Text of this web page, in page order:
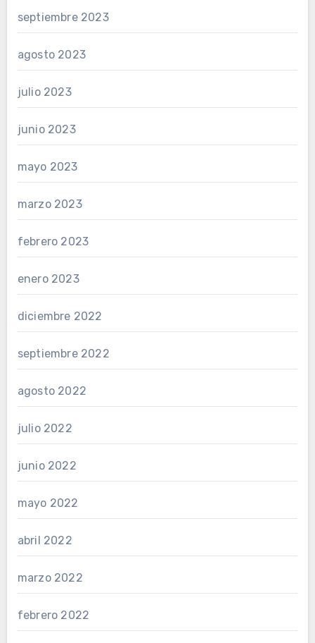
septiembre 2023
agosto 2023
julio 2023
junio 2023
mayo 2023
marzo 2023
febrero 2023
enero 2023
diciembre 2022
septiembre 2022
agosto 2022
julio 2022
junio 2022
mayo 2022
abril 2022
marzo 2022
febrero 2022